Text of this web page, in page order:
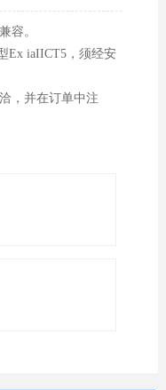
容。
Ex iaIICT5，须经安
，并在订单中注